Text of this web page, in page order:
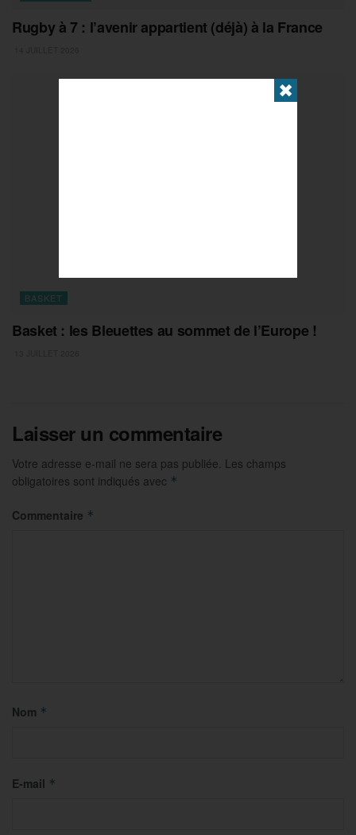
Rugby à 7 : l’avenir appartient (déjà) à la France
BASKET
Basket : les Bleuettes au sommet de l’Europe !
Laisser un commentaire
Votre adresse e-mail ne sera pas publiée. Les champs
obligatoires sont indiqués avec *
Commentaire *
Nom *
E-mail *
✖